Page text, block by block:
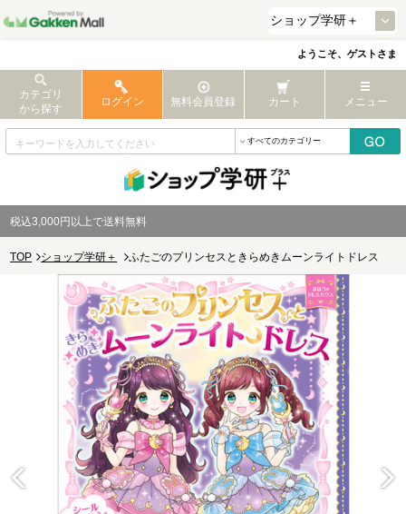
ようこそ、ゲストさま
カテゴリ
から探す
ログイン 無料会員登録 カート メニュー
税込3,000円以上で送料無料
TOP ショップ学研＋ ふたごのプリンセスときらめきムーンライトドレス